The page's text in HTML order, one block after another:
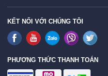
KẾT NỐI VỚI CHÚNG TÔI
PHƯƠNG THỨC THANH TOÁN